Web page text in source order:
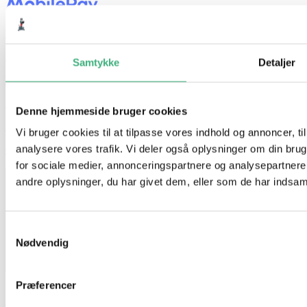
Samtykke Detaljer
Denne hjemmeside bruger cookies
Vi bruger cookies til at tilpasse vores indhold og annoncer,
analysere vores trafik. Vi deler også oplysninger om din
for sociale medier, annonceringspartnere og
andre oplysninger, du har givet dem, eller som de har
Nødvendig
Præferencer
Hvem er vi
Booking
Persondatapolitik
GDPR